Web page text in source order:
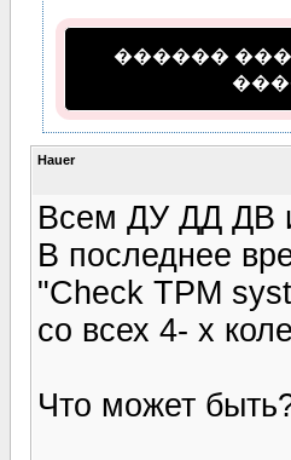
������
Hauer
Всем ДУ ДД ДВ
В последнее
"Check TPM
со всех 4- х
Что может